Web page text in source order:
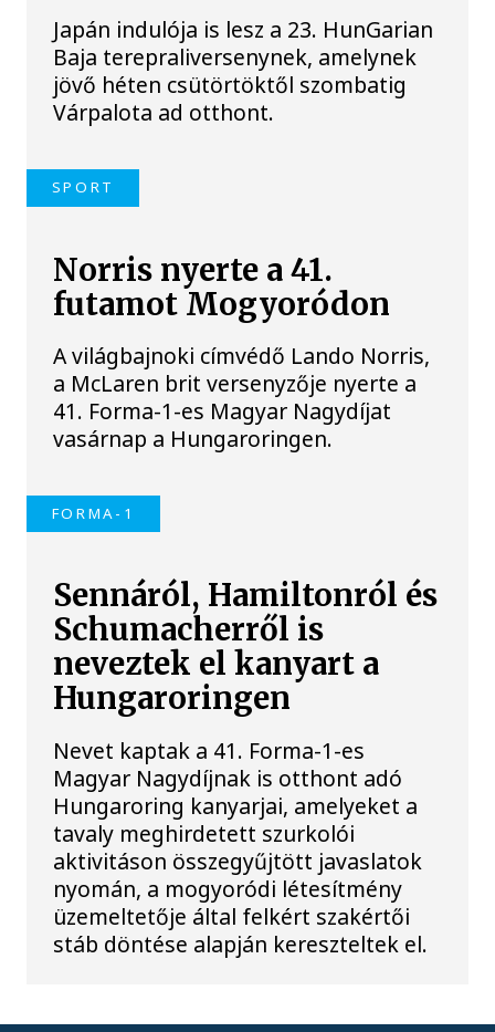
Japán indulója is lesz a 23. HunGarian
Baja terepraliversenynek, amelynek
jövő héten csütörtöktől szombatig
Várpalota ad otthont.
SPORT
Norris nyerte a 41.
futamot Mogyoródon
A világbajnoki címvédő Lando Norris,
a McLaren brit versenyzője nyerte a
41. Forma-1-es Magyar Nagydíjat
vasárnap a Hungaroringen.
FORMA-1
Sennáról, Hamiltonról és
Schumacherről is
neveztek el kanyart a
Hungaroringen
Nevet kaptak a 41. Forma-1-es
Magyar Nagydíjnak is otthont adó
Hungaroring kanyarjai, amelyeket a
tavaly meghirdetett szurkolói
aktivitáson összegyűjtött javaslatok
nyomán, a mogyoródi létesítmény
üzemeltetője által felkért szakértői
stáb döntése alapján kereszteltek el.